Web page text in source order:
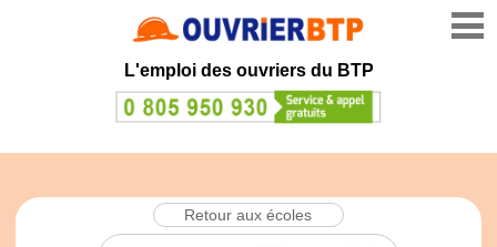
L'emploi des ouvriers du BTP
Retour aux écoles